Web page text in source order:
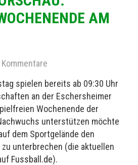
AM
spielen bereits ab 09:30 Uhr
an der Eschersheimer
Wochenende der
unterstützen möchte
dem Sportgelände den
unterbrechen (die aktuellen
Fussball.de).